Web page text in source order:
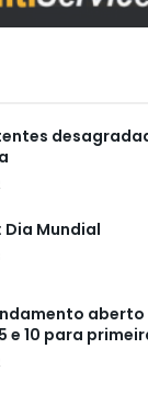
Dia Mundial
e 10 para